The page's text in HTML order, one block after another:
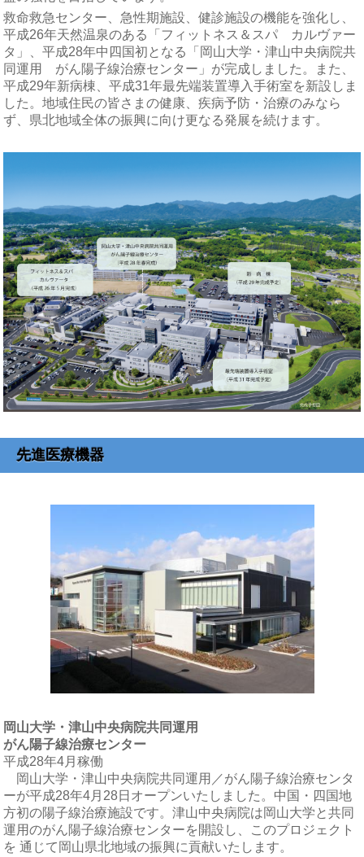
救命救急センター、急性期施設、健診施設の機能を強化し、
平成26年天然温泉のある「フィットネス＆スパ カルヴァー
タ」、平成28年中四国初となる「岡山大学・津山中央病院共
同運用 がん陽子線治療センター」が完成しました。また、
平成29年新病棟、平成31年最先端装置導入手術室を新設しま
した。地域住民の皆さまの健康、疾病予防・治療のみなら
ず、県北地域全体の振興に向け更なる発展を続けます。
先進医療機器
岡山大学・津山中央病院共同運用
がん陽子線治療センター
平成28年4月稼働
岡山大学・津山中央病院共同運用／がん陽子線治療センタ
ーが平成28年4月28日オープンいたしました。中国・四国地
方初の陽子線治療施設です。津山中央病院は岡山大学と共同
運用のがん陽子線治療センターを開設し、このプロジェクト
を 通じて岡山県北地域の振興に貢献いたします。